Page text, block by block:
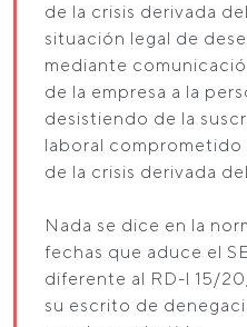
de la crisis derivada
situación legal de
mediante
de la empresa a la
desistiendo de la
laboral
de la crisis derivada
Nada se dice en la
fechas que aduce el
diferente al RD-l 15/
su escrito de